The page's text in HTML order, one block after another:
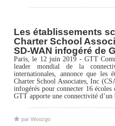
Les établissements
Charter School
SD-WAN infogéré de
Paris, le 12 juin 2019 - GTT
leader mondial de la
internationales, annonce que les
Charter School Associates, Inc
infogérés pour connecter 16
GTT apporte une connectivité
par Woozgo